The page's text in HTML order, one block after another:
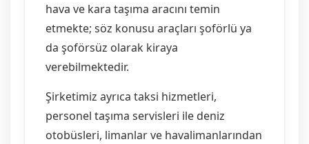
hava ve kara taşıma aracını temin
etmekte; söz konusu araçları şoförlü ya
da şoförsüz olarak kiraya
verebilmektedir.
Şirketimiz ayrıca taksi hizmetleri,
personel taşıma servisleri ile deniz
otobüsleri, limanlar ve havalimanlarından